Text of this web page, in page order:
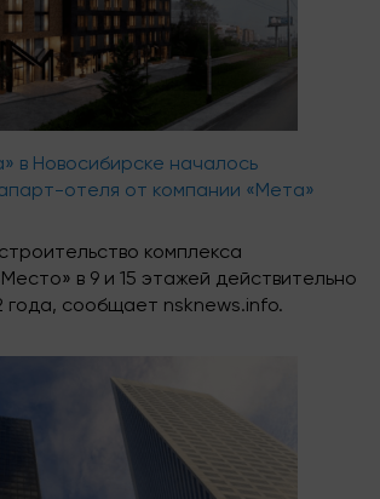
в Новосибирске началось
отеля от компании «Мета»
комплекса
в 9 и 15 этажей действительно
года, сообщает nsknews.info.